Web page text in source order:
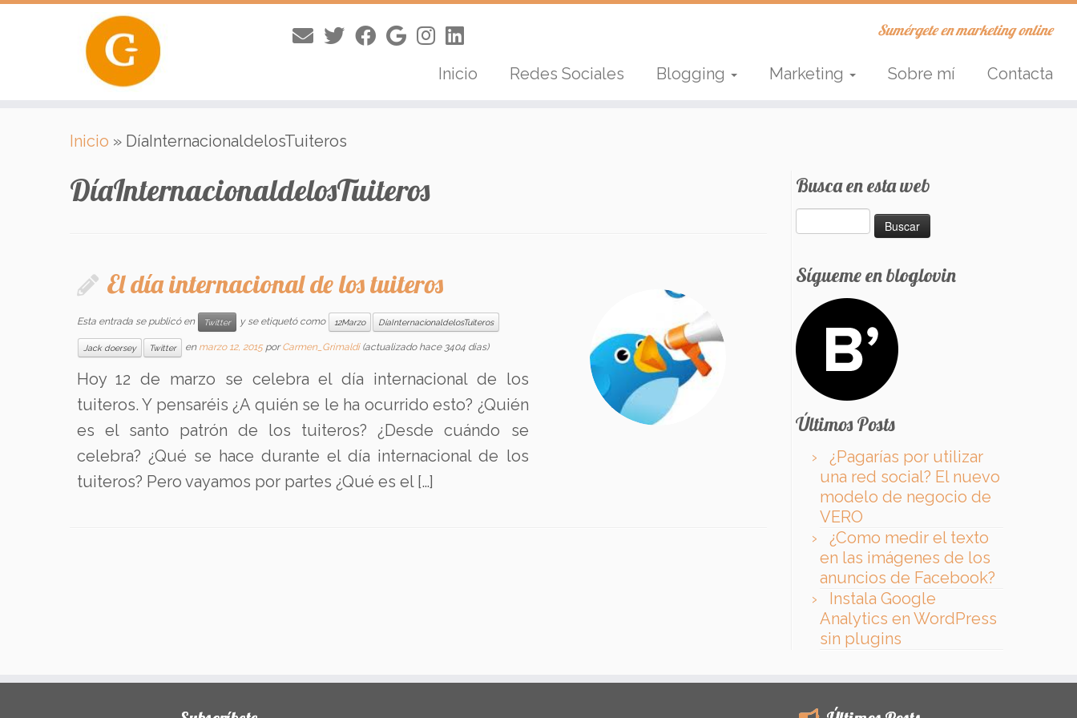
Sumérgete en marketing online
Inicio Redes Sociales Blogging Marketing Sobre mí Contacta
Inicio » DíaInternacionaldelosTuiteros
DíaInternacionaldelosTuiteros
El día internacional de los tuiteros
Esta entrada se publicó en Twitter y se etiquetó como 12Marzo DíaInternacionaldelosTuiteros
Jack doersey Twitter en marzo 12, 2015 porCarmen_Grimaldi(actualizado hace 3404 dias)
Hoy 12 de marzo se celebra el día internacional de los
tuiteros. Y pensaréis ¿A quién se le ha ocurrido esto? ¿Quién
es el santo patrón de los tuiteros? ¿Desde cuándo se
celebra? ¿Qué se hace durante el día internacional de los
tuiteros? Pero vayamos por partes ¿Qué es el […]
Busca en esta web
Sígueme en bloglovin
Últimos Posts
¿Pagarías por utilizar
una red social? El nuevo
modelo de negocio de
VERO
¿Como medir el texto
en las imágenes de los
anuncios de Facebook?
Instala Google
Analytics en WordPress
sin plugins